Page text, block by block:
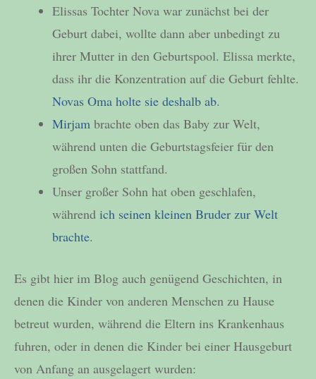
Elissas Tochter Nova war zunächst bei der
Geburt dabei, wollte dann aber unbedingt zu
ihrer Mutter in den Geburtspool. Elissa merkte,
dass ihr die Konzentration auf die Geburt fehlte.
Novas Oma holte sie deshalb ab.
Mirjam brachte oben das Baby zur Welt,
während unten die Geburtstagsfeier für den
großen Sohn stattfand.
Unser großer Sohn hat oben geschlafen,
während ich seinen kleinen Bruder zur Welt
brachte.
Es gibt hier im Blog auch genügend Geschichten, in
denen die Kinder von anderen Menschen zu Hause
betreut wurden, während die Eltern ins Krankenhaus
fuhren, oder in denen die Kinder bei einer Hausgeburt
von Anfang an ausgelagert wurden: